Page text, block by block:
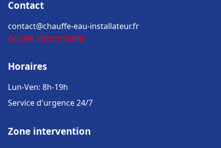
Contact
contact@chauffe-eau-installateur.fr
Accueil Informations
Horaires
Lun-Ven: 8h-19h
Service d'urgence 24/7
Zone intervention